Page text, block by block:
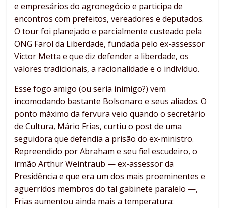
e empresários do agronegócio e participa de
encontros com prefeitos, vereadores e deputados.
O tour foi planejado e parcialmente custeado pela
ONG Farol da Liberdade, fundada pelo ex-assessor
Victor Metta e que diz defender a liberdade, os
valores tradicionais, a racionalidade e o indivíduo.
Esse fogo amigo (ou seria inimigo?) vem
incomodando bastante Bolsonaro e seus aliados. O
ponto máximo da fervura veio quando o secretário
de Cultura, Mário Frias, curtiu o post de uma
seguidora que defendia a prisão do ex-ministro.
Repreendido por Abraham e seu fiel escudeiro, o
irmão Arthur Weintraub — ex-assessor da
Presidência e que era um dos mais proeminentes e
aguerridos membros do tal gabinete paralelo —,
Frias aumentou ainda mais a temperatura: